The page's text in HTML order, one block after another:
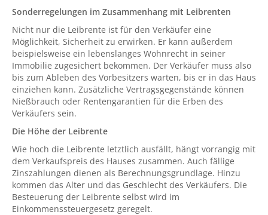
Sonderregelungen im Zusammenhang mit Leibrenten
Nicht nur die Leibrente ist für den Verkäufer eine
Möglichkeit, Sicherheit zu erwirken. Er kann außerdem
beispielsweise ein lebenslanges Wohnrecht in seiner
Immobilie zugesichert bekommen. Der Verkäufer muss also
bis zum Ableben des Vorbesitzers warten, bis er in das Haus
einziehen kann. Zusätzliche Vertragsgegenstände können
Nießbrauch oder Rentengarantien für die Erben des
Verkäufers sein.
Die Höhe der Leibrente
Wie hoch die Leibrente letztlich ausfällt, hängt vorrangig mit
dem Verkaufspreis des Hauses zusammen. Auch fällige
Zinszahlungen dienen als Berechnungsgrundlage. Hinzu
kommen das Alter und das Geschlecht des Verkäufers. Die
Besteuerung der Leibrente selbst wird im
Einkommenssteuergesetz geregelt.